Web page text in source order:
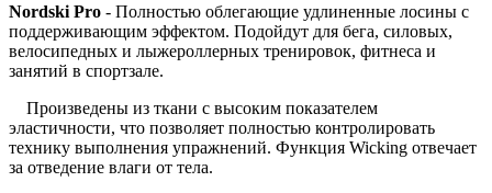
Nordski Pro - Полностью облегающие удлиненные лосины с
поддерживающим эффектом. Подойдут для бега, силовых,
велосипедных и лыжероллерных тренировок, фитнеса и
занятий в спортзале.
Произведены из ткани с высоким показателем
эластичности, что позволяет полностью контролировать
технику выполнения упражнений. Функция Wicking отвечает
за отведение влаги от тела.